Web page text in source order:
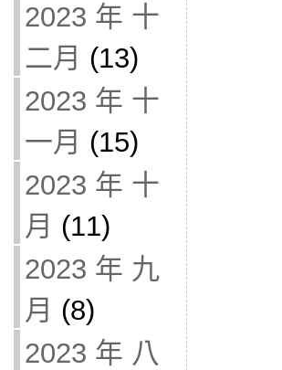
2023 年 十
二月 (13)
2023 年 十
一月 (15)
2023 年 十
月 (11)
2023 年 九
月 (8)
2023 年 八